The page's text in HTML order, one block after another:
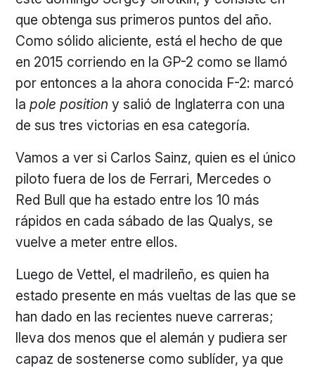
que obtenga sus primeros puntos del año.
Como sólido aliciente, está el hecho de que
en 2015 corriendo en la GP-2 como se llamó
por entonces a la ahora conocida F-2: marcó
lapole position y salió de Inglaterra con una
de sus tres victorias en esa categoría.
Vamos a ver si Carlos Sainz, quien es el único
piloto fuera de los de Ferrari, Mercedes o
Red Bull que ha estado entre los 10 más
rápidos en cada sábado de las Qualys, se
vuelve a meter entre ellos.
Luego de Vettel, el madrileño, es quien ha
estado presente en más vueltas de las que se
han dado en las recientes nueve carreras;
lleva dos menos que el alemán y pudiera ser
capaz de sostenerse como sublíder, ya que